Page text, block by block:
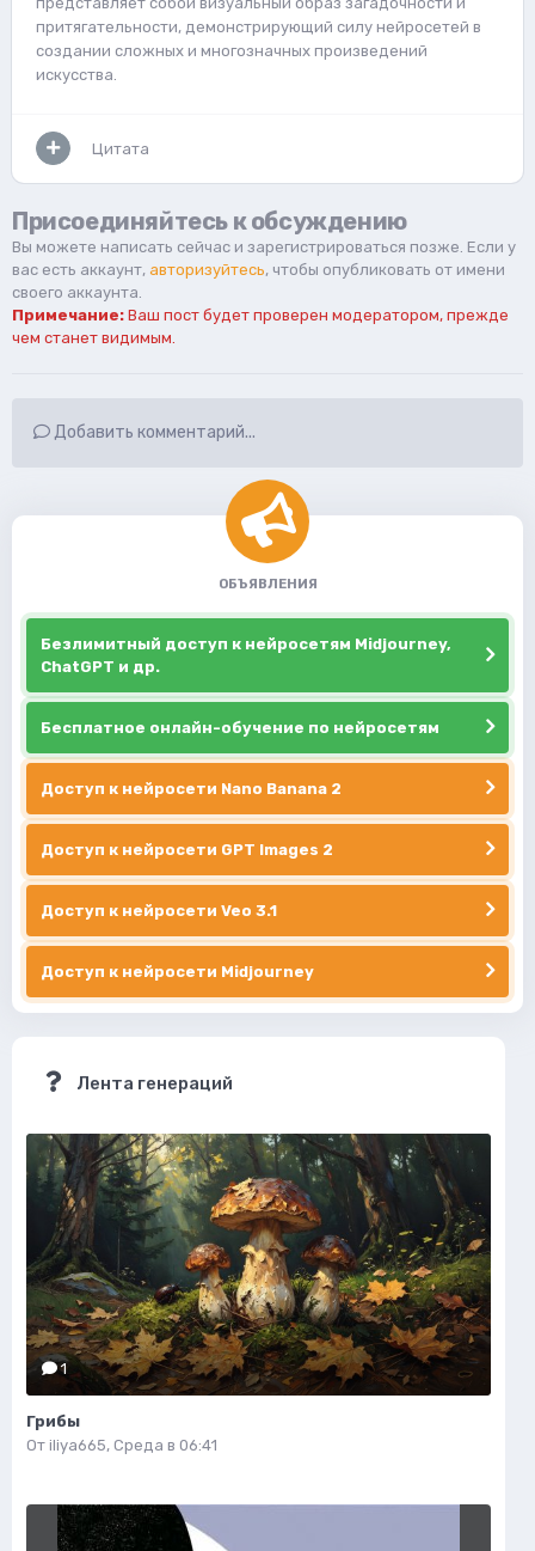
притягательности, демонстрирующий силу нейросетей в
создании сложных и многозначных произведений
искусства.
Цитата
Присоединяйтесь к обсуждению
Вы можете написать сейчас и зарегистрироваться позже. Если у
вас есть аккаунт, авторизуйтесь, чтобы опубликовать от имени
своего аккаунта.
Примечание: Ваш пост будет проверен модератором, прежде
чем станет видимым.
Добавить комментарий...
ОБЪЯВЛЕНИЯ
Безлимитный доступ к нейросетям Midjourney,
ChatGPT и др.
Бесплатное онлайн-обучение по нейросетям
Доступ к нейросети Nano Banana 2
Доступ к нейросети GPT Images 2
Доступ к нейросети Veo 3.1
Доступ к нейросети Midjourney
Лента генераций
1
Грибы
От iliya665, Среда в 06:41